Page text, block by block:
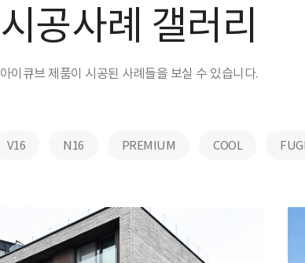
시공사례 갤러리
아이큐브 제품이 시공된 사례들을 보실 수 있습니다.
V16 N16 PREMIUM COOL